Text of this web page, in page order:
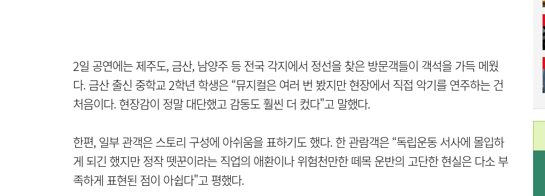
2일 공연에는 제주도, 금산, 남양주 등 전국 각지에서 정선을 찾은 방문객들이 객석을 가득 메웠
다. 금산 출신 중학교 2학년 학생은 “뮤지컬은 여러 번 봤지만 현장에서 직접 악기를 연주하는 건
처음이다. 현장감이 정말 대단했고 감동도 훨씬 더 컸다"고 말했다.
한편, 일부 관객은 스토리 구성에 아쉬움을 표하기도 했다. 한 관람객은 “독립운동 서사에 몰입하
게 되긴 했지만 정작 뗏꾼이라는 직업의 애환이나 위험천만한 떼목 운반의 고단한 현실은 다소 부
족하게 표현된 점이 아쉽다"고 평했다.